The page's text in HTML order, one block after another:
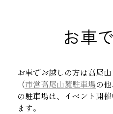
お車
お車でお越しの方は高尾
（市営高尾山麓駐車場の
の駐車場は、イベント開
ます。